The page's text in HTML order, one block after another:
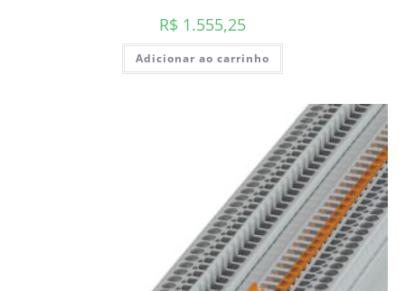
R$ 1.555,25
Adicionar ao carrinho